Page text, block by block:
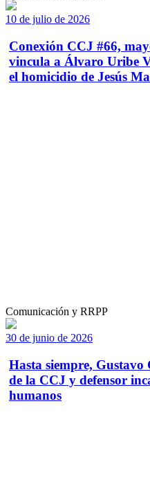
10 de julio de 2026
Conexión CCJ #66,
vincula a Álvaro Uribe
el homicidio de Jesús
Comunicación y RRPP
30 de junio de 2026
Hasta siempre,
de la CCJ y defensor
humanos